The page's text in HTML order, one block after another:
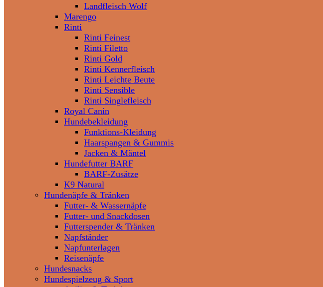
Landfleisch Wolf
Marengo
Rinti
Rinti Feinest
Rinti Filetto
Rinti Gold
Rinti Kennerfleisch
Rinti Leichte Beute
Rinti Sensible
Rinti Singlefleisch
Royal Canin
Hundebekleidung
Funktions-Kleidung
Haarspangen & Gummis
Jacken & Mäntel
Hundefutter BARF
BARF-Zusätze
K9 Natural
Hundenäpfe & Tränken
Futter- & Wassernäpfe
Futter- und Snackdosen
Futterspender & Tränken
Napfständer
Napfunterlagen
Reisenäpfe
Hundesnacks
Hundespielzeug & Sport